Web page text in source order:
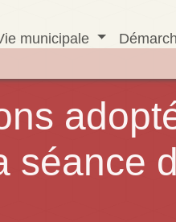
municipale
séance